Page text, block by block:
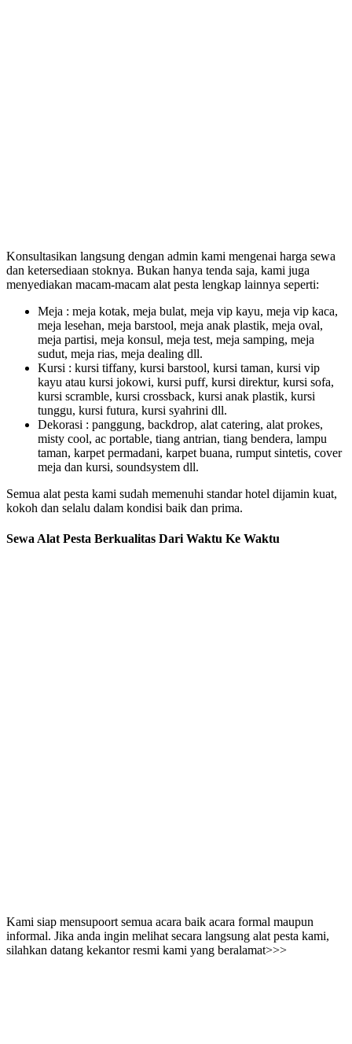
Konsultasikan langsung dengan admin kami mengenai harga sewa
dan ketersediaan stoknya. Bukan hanya tenda saja, kami juga
menyediakan macam-macam alat pesta lengkap lainnya seperti:
Meja : meja kotak, meja bulat, meja vip kayu, meja vip kaca,
meja lesehan, meja barstool, meja anak plastik, meja oval,
meja partisi, meja konsul, meja test, meja samping, meja
sudut, meja rias, meja dealing dll.
Kursi : kursi tiffany, kursi barstool, kursi taman, kursi vip
kayu atau kursi jokowi, kursi puff, kursi direktur, kursi sofa,
kursi scramble, kursi crossback, kursi anak plastik, kursi
tunggu, kursi futura, kursi syahrini dll.
Dekorasi : panggung, backdrop, alat catering, alat prokes,
misty cool, ac portable, tiang antrian, tiang bendera, lampu
taman, karpet permadani, karpet buana, rumput sintetis, cover
meja dan kursi, soundsystem dll.
Semua alat pesta kami sudah memenuhi standar hotel dijamin kuat,
kokoh dan selalu dalam kondisi baik dan prima.
Sewa Alat Pesta Berkualitas Dari Waktu Ke Waktu
Kami siap mensupoort semua acara baik acara formal maupun
informal. Jika anda ingin melihat secara langsung alat pesta kami,
silahkan datang kekantor resmi kami yang beralamat>>>